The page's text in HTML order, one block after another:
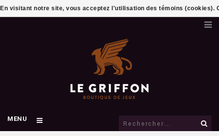
MENU
En visitant notre site, vous acceptez l'utilisation des témoins